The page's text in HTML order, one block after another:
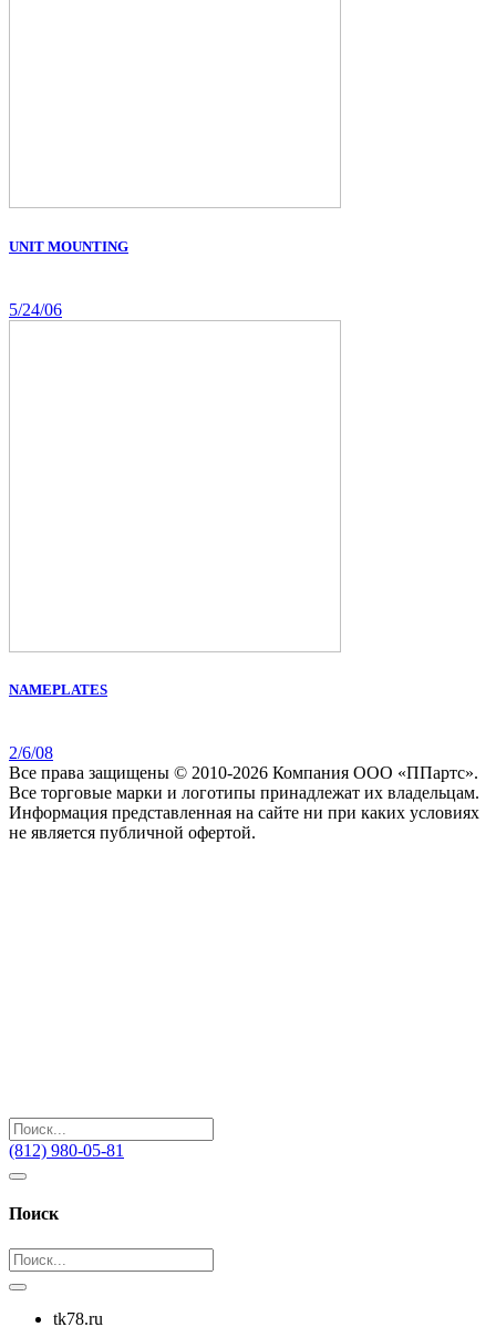
UNIT MOUNTING
5/24/06
NAMEPLATES
2/6/08
Все права защищены © 2010-2026 Компания ООО «ППартс».
Все торговые марки и логотипы принадлежат их владельцам.
Информация представленная на сайте ни при каких условиях
не является публичной офертой.
(812) 980-05-81
Поиск
tk78.ru